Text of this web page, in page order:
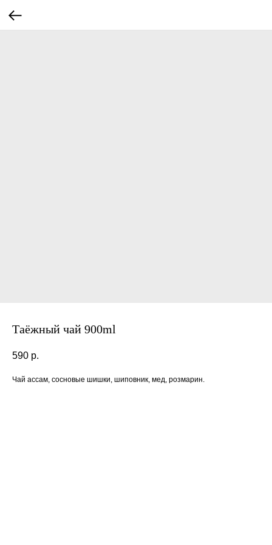
Таёжный чай 900ml
590 р.
Чай ассам, сосновые шишки, шиповник, мед, розмарин.